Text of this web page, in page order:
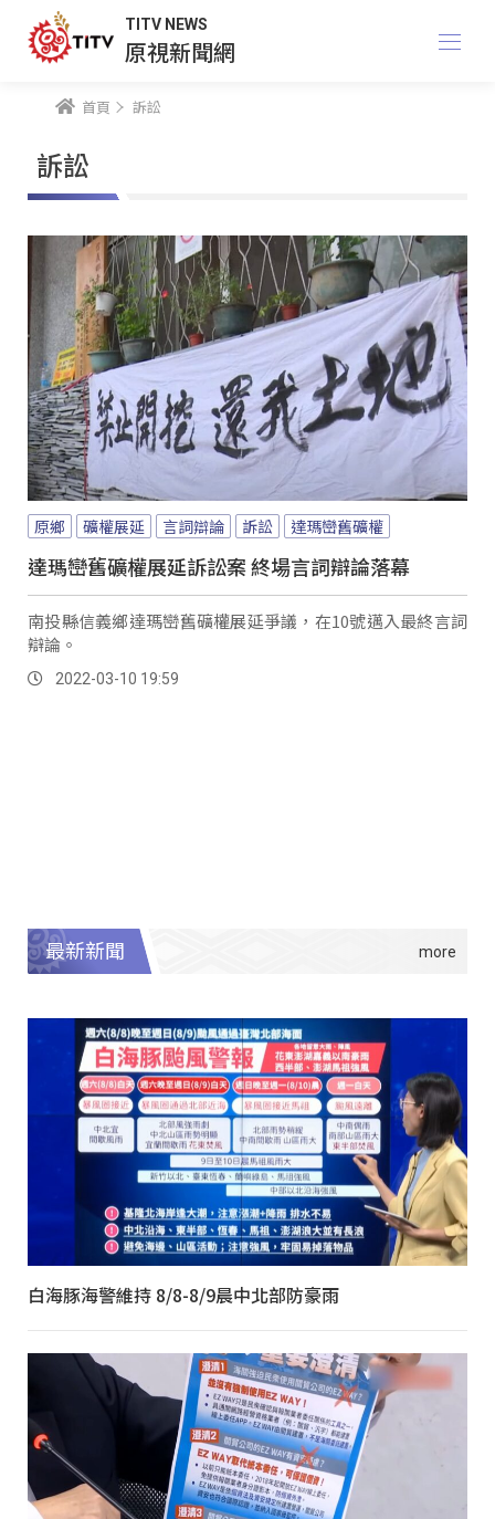
TITV NEWS
原視新聞網
首頁 訴訟
訴訟
原鄉 礦權展延 言詞辯論 訴訟 達瑪巒舊礦權
達瑪巒舊礦權展延訴訟案 終場言詞辯論落幕
南投縣信義鄉達瑪巒舊礦權展延爭議，在10號邁入最終言詞
辯論。
2022-03-10 19:59
最新新聞
白海豚海警維持 8/8-8/9晨中北部防豪雨